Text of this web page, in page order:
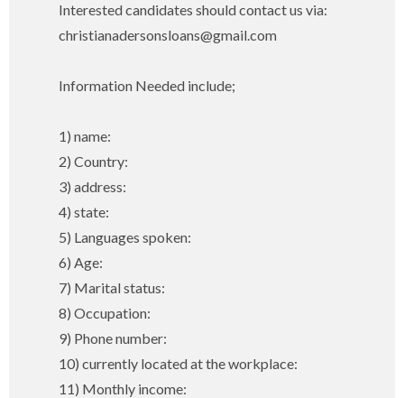
Interested candidates should contact us via:
christianadersonsloans@gmail.com
Information Needed include;
1) name:
2) Country:
3) address:
4) state:
5) Languages spoken:
6) Age:
7) Marital status:
8) Occupation:
9) Phone number:
10) currently located at the workplace:
11) Monthly income: